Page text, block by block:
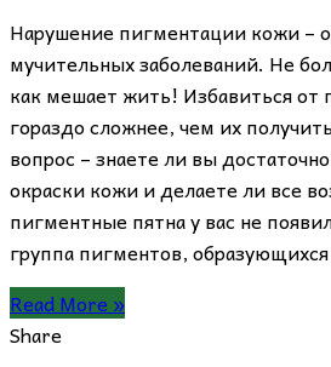
Нарушение пигментации кожи –
мучительных заболеваний. Не
как мешает жить! Избавиться от
гораздо сложнее, чем их
вопрос – знаете ли вы
окраски кожи и делаете ли все
пигментные пятна у вас не
группа пигментов,
Read More »
Share